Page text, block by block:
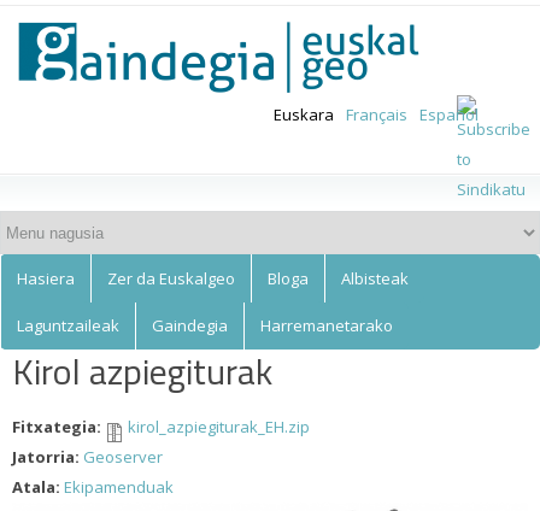
main
content
Euskalgeo
Euskara Français Español
Hasiera Zer da Euskalgeo Bloga Albisteak
Laguntzaileak Gaindegia Harremanetarako
Kirol azpiegiturak
Fitxategia:
kirol_azpiegiturak_EH.zip
Jatorria: Geoserver
Atala: Ekipamenduak